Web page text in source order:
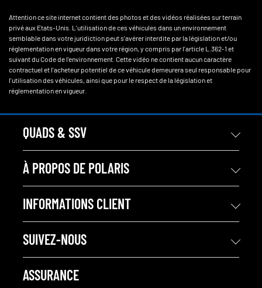
Attention ce site internet contient des photos et des vidéos réalisées sur terrain
privé aux Etats-Unis. L'utilisation de ces véhicules dans un environnement
semblable dans votre juridiction peut s'avérer interdite par la législation et/ou
réglementation en vigueur dans votre région, y compris par l'article L.362-1 et
suivant du Code de l'environnement. Cette vidéo ne contient aucun caractère
contractuel et l'acheteur potentiel de ce véhicule demeurera seul responsable pour
l'utilisation des véhicules, ainsi que pour le respect de la législation et
réglementation en vigueur.
QUADS & SSV
À PROPOS DE POLARIS
INFORMATIONS CLIENT
SUIVEZ-NOUS
ASSURANCE